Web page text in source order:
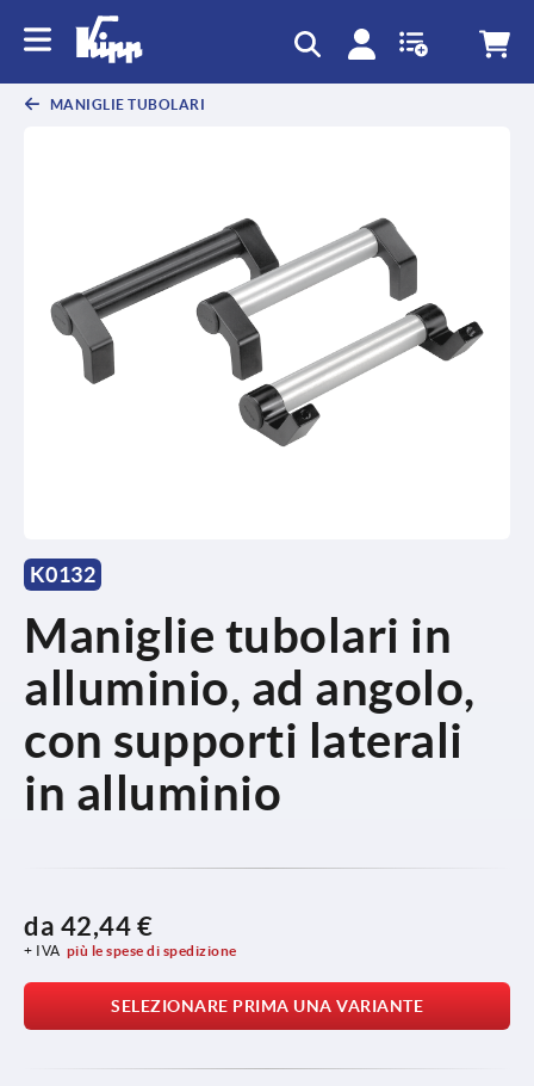
MANIGLIE TUBOLARI
K0132
Maniglie tubolari in
alluminio, ad angolo,
con supporti laterali
in alluminio
da 42,44 €
+ IVA più le spese di spedizione
SELEZIONARE PRIMA UNA VARIANTE